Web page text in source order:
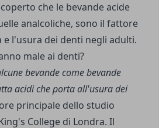
che le bevande acide
analcoliche, sono il fattore
l'usura dei denti negli adulti.
male ai denti?
bevande come bevande
acidi che porta all'usura dei
principale dello studio
College di Londra. Il